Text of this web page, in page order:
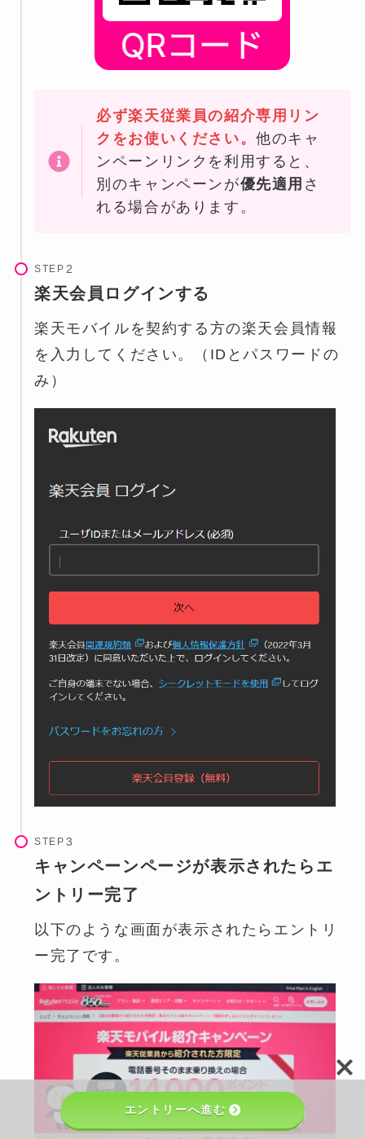
必ず楽天従業員の紹介専用リン
クをお使いください。他のキャ
ンペーンリンクを利用すると、
別のキャンペーンが優先適用 さ
れる場合があります。
STEP
楽天会員ログインする
楽天モバイルを契約する方の楽天会員情報
を入力してください。（IDとパスワードの
み）
STEP
キャンペーンページが表示されたらエ
ントリー完了
以下のような画面が表示されたらエントリ
ー完了です。
エントリーへ進む